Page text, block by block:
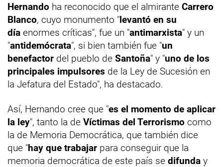
Hernando ha reconocido que el almirante Carrero
Blanco, cuyo monumento "levantó en su
día enormes críticas", fue un "antimarxista" y un
"antidemócrata", si bien también fue "un
benefactor del pueblo de Santoña" y "uno de los
principales impulsores de la Ley de Sucesión en
la Jefatura del Estado", ha destacado.
Así, Hernando cree que "es el momento de aplicar
la ley", tanto la de Víctimas del Terrorismo como
la de Memoria Democrática, que también dice
que "hay que trabajar para conseguir que la
memoria democrática de este país se difunda y